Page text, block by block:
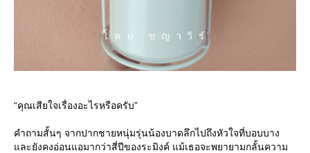
“คุณเสียใจเรื่องอะไรหรือครับ”
คำถามสั้นๆ จากปากชายหนุ่มรุ่นน้องบาดลึกไปถึงหัวใจที่บอบบาง
ละยังคงอ่อนแอมากว่าสี่ปีของระมิงค์ แม้เธอจะพยายามกลั้นความ